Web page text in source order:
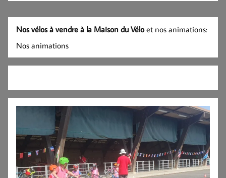
Nos vélos à vendre à la Maison du Véloet nos animations:
Nos animations